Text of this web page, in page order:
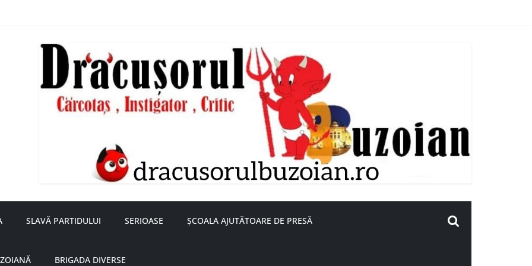
SLAVĂ PARTIDULUI SERIOASE ȘCOALA AJUTĂTOARE DE PRESĂ
BRIGADA DIVERSE